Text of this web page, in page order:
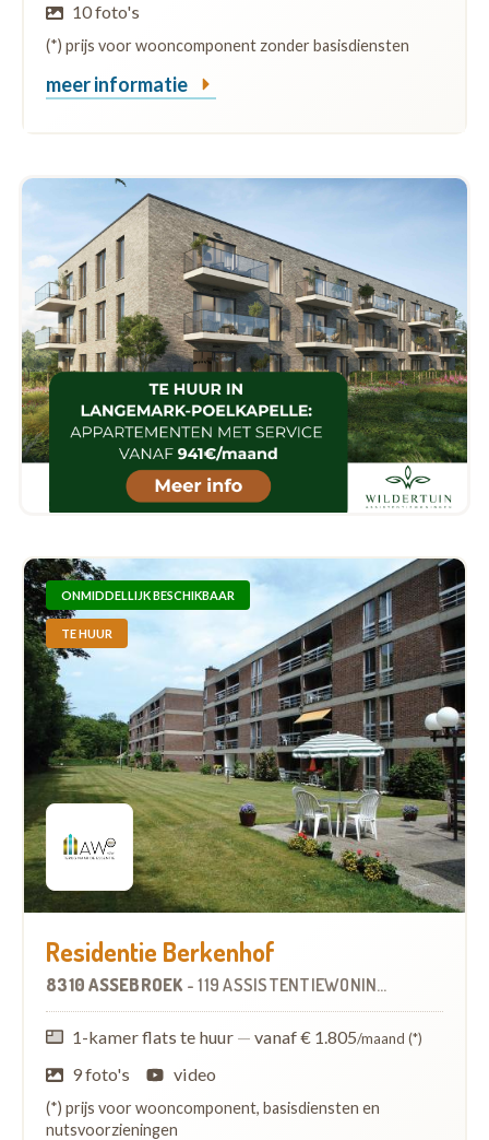
10 foto's
(*) prijs voor wooncomponent zonder basisdiensten
meer informatie
ONMIDDELLIJK BESCHIKBAAR
TE HUUR
Residentie Berkenhof
8310 ASSEBROEK -119 ASSISTENTIEWONINGEN
1-kamer flats te huur — vanaf € 1.805/maand (*)
9 foto's video
(*) prijs voor wooncomponent, basisdiensten en
nutsvoorzieningen